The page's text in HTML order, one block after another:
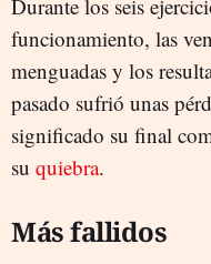
Durante los seis
funcionamiento, las
menguadas y los
pasado sufrió unas
significado su final
su quiebra.
Más fallidos